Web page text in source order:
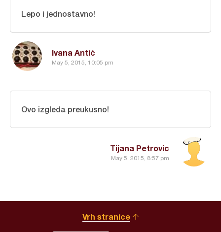
Ivana Antić
May 5, 2015, 10:05 pm
Lepo i jednostavno!
Tijana Petrovic
May 5, 2015, 8:57 pm
Ovo izgleda preukusno!
Vrh stranice